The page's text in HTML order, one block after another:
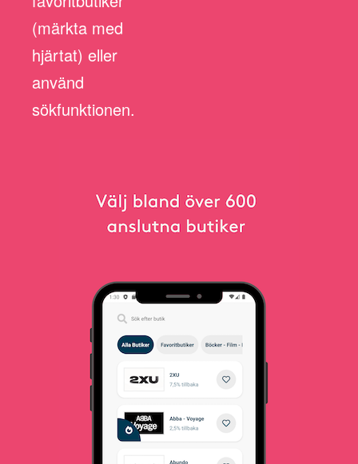
(märkta med
hjärtat) eller
använd
sökfunktionen.